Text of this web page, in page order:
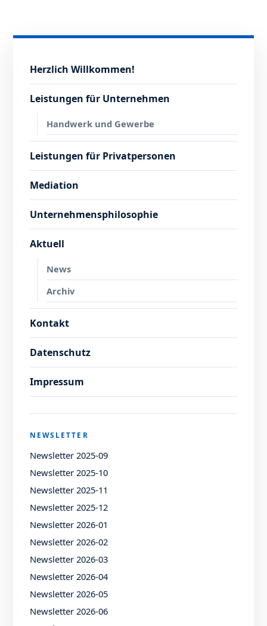
Herzlich Willkommen!
Leistungen für Unternehmen
Handwerk und Gewerbe
Leistungen für Privatpersonen
Mediation
Unternehmensphilosophie
Aktuell
News
Archiv
Kontakt
Datenschutz
Impressum
NEWSLETTER
Newsletter 2025-09
Newsletter 2025-10
Newsletter 2025-11
Newsletter 2025-12
Newsletter 2026-01
Newsletter 2026-02
Newsletter 2026-03
Newsletter 2026-04
Newsletter 2026-05
Newsletter 2026-06